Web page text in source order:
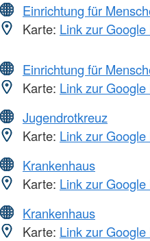
Einrichtung für
Karte: Link zur
Einrichtung für
Karte: Link zur
Jugendrotkreuz
Karte: Link zur
Krankenhaus
Karte: Link zur
Krankenhaus
Karte: Link zur